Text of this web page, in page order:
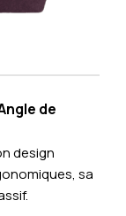
de
design
sa